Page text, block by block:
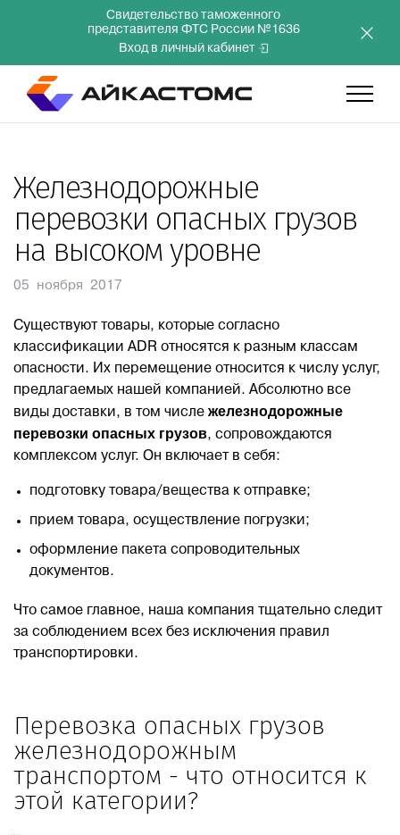
Свидетельство таможенного
представителя ФТС России №1636
Вход в личный кабинет
Услуги
Преимущества
Блог
Контакты
8 800 551 51 47
RU EN 中国
Железнодорожные
перевозки опасных грузов
на высоком уровне
05 ноября 2017
Существуют товары, которые согласно
классификации ADR относятся к разным классам
опасности. Их перемещение относится к числу услуг,
предлагаемых нашей компанией. Абсолютно все
виды доставки, в том числе железнодорожные
перевозки опасных грузов, сопровождаются
комплексом услуг. Он включает в себя:
подготовку товара/вещества к отправке;
прием товара, осуществление погрузки;
оформление пакета сопроводительных
документов.
Что самое главное, наша компания тщательно следит
за соблюдением всех без исключения правил
транспортировки.
Перевозка опасных грузов
железнодорожным
транспортом - что относится к
этой категории?